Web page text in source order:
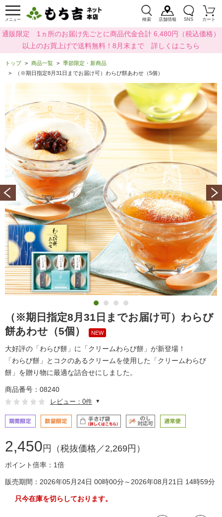
メニュー 検索 店舗情報 SNS カート
通販限定 1ヵ所のお届け先ごとに商品代金合計 6,480円（税込価格）
以上のお買上げで送料無料！8月末まで 詳しくはこちら
トップ 商品一覧
季節限定・新商品
（※期日指定8月31日までお届け可）わらび餅あわせ（5個）
（※期日指定8月31日までお届け可）わらび
餅あわせ（5個）
NEW
大好評の「わらび餅」に「クリームわらび餅」が新登場！
「わらび餅」とコクのあるクリームを使用した「クリームわらび
餅」を贈り物に最適な詰合せにしました。
商品番号：08240
レビュー：0件
2,450 円（税抜価格／2,269円）
ポイント倍率：1倍
販売期間：2026年05月24日 00時00分～2026年08月21日 14時59分
只今在庫を切らしております。